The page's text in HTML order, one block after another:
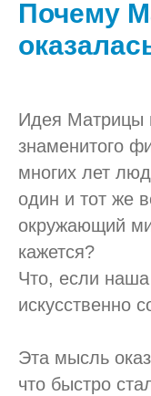
Почему
Идея Матрицы
знаменитого
многих лет
один и тот же
окружающий
кажется?
Что, если
искусственно
Эта мысль
что быстро